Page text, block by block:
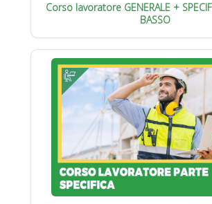
Corso lavoratore GENERALE +
BASSO